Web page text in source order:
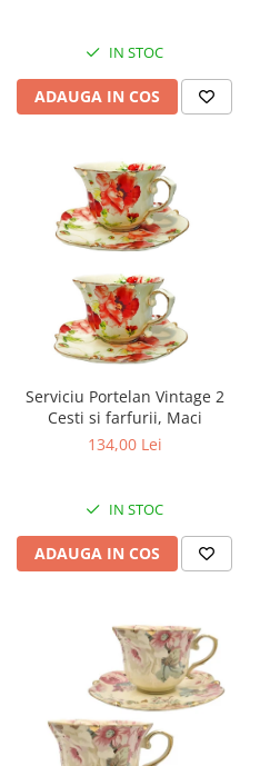
IN STOC
ADAUGA IN COS
Serviciu Portelan Vintage 2
Cesti si farfurii, Maci
134,00 Lei
IN STOC
ADAUGA IN COS